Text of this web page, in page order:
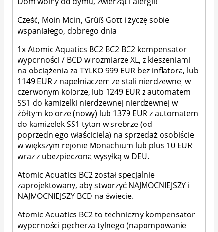
Cześć, Moin Moin, Grüß Gott i życzę sobie
wspaniałego, dobrego dnia
1x Atomic Aquatics BC2 BC2 BC2 kompensator
wyporności / BCD w rozmiarze XL, z kieszeniami
na obciążenia za TYLKO 999 EUR bez inflatora, lub
1149 EUR z napełniaczem ze stali nierdzewnej w
czerwonym kolorze, lub 1249 EUR z automatem
SS1 do kamizelki nierdzewnej nierdzewnej w
żółtym kolorze (nowy) lub 1379 EUR z automatem
do kamizelek SS1 tytan w srebrze (od
poprzedniego właściciela) na sprzedaż osobiście
w większym rejonie Monachium lub plus 10 EUR
wraz z ubezpieczoną wysyłką w DEU.
Atomic Aquatics BC2 został specjalnie
zaprojektowany, aby stworzyć NAJMOCNIEJSZY i
NAJMOCNIEJSZY BCD na świecie.
Atomic Aquatics BC2 to techniczny kompensator
wyporności pęcherza tylnego (napompowanie